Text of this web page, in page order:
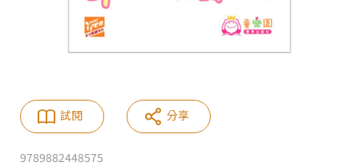
9789882448575
試閱 分享